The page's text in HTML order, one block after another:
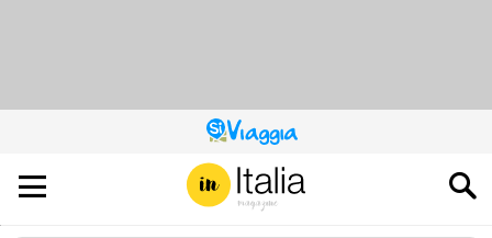
QUESTO
SITO
CONTRIBUISCE
ALL’AUDIENCE
DI